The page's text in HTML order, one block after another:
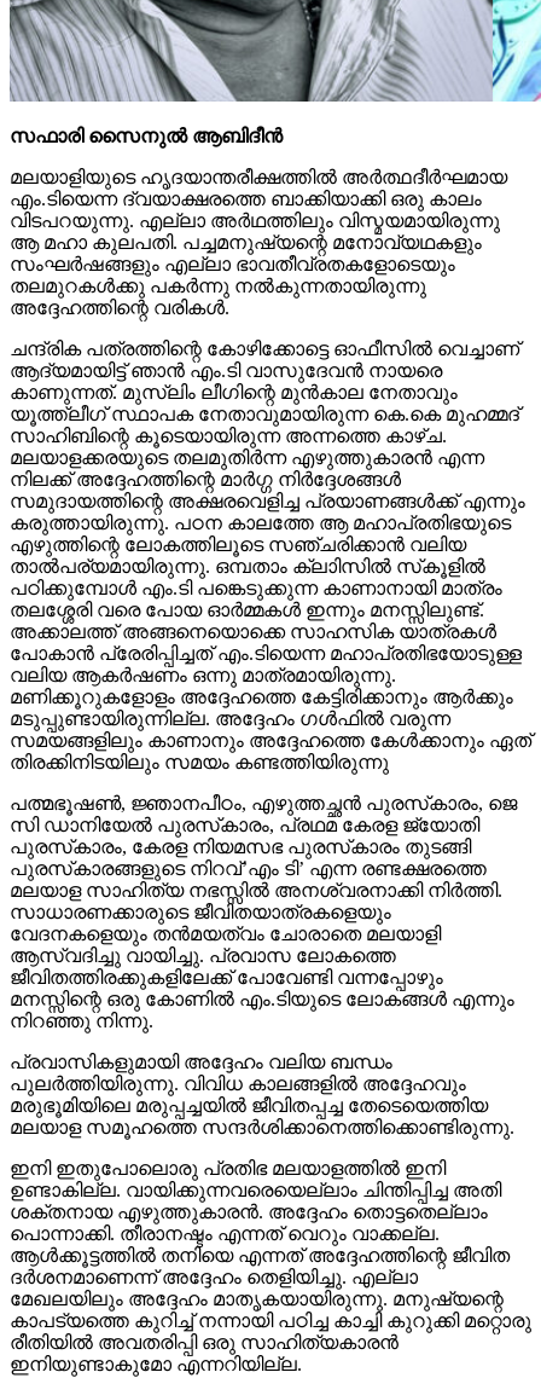
സഫാരി സൈനുല്‍ ആബിദീന്‍
മലയാളിയുടെ ഹൃദയാന്തരീക്ഷത്തില്‍ അര്‍ത്ഥദീര്‍ഘമായ
എം.ടിയെന്ന ദ്വയാക്ഷരത്തെ ബാക്കിയാക്കി ഒരു കാലം
വിടപറയുന്നു. എല്ലാ അര്‍ഥത്തിലും വിസ്മയമായിരുന്നു
ആ മഹാ കുലപതി. പച്ചമനുഷ്യന്റെ മനോവ്യഥകളും
സംഘര്‍ഷങ്ങളും എല്ലാ ഭാവതീവ്രതകളോടെയും
തലമുറകള്‍ക്കു പകര്‍ന്നു നല്‍കുന്നതായിരുന്നു
അദ്ദേഹത്തിന്റെ വരികള്‍.
ചന്ദ്രിക പത്രത്തിന്റെ കോഴിക്കോട്ടെ ഓഫീസില്‍ വെച്ചാണ്
ആദ്യമായിട്ട് ഞാന്‍ എം.ടി വാസുദേവന്‍ നായരെ
കാണുന്നത്. മുസ്ലിം ലീഗിന്റെ മുന്‍കാല നേതാവും
യൂത്ത്ലീഗ് സ്ഥാപക നേതാവുമായിരുന്ന കെ.കെ മുഹമ്മദ്
സാഹിബിന്റെ കൂടെയായിരുന്ന അന്നത്തെ കാഴ്ച.
മലയാളക്കരയുടെ തലമുതിര്‍ന്ന എഴുത്തുകാരന്‍ എന്ന
നിലക്ക് അദ്ദേഹത്തിന്റെ മാര്‍ഗ്ഗ നിര്‍ദ്ദേശങ്ങള്‍
സമുദായത്തിന്റെ അക്ഷരവെളിച്ച പ്രയാണങ്ങള്‍ക്ക് എന്നും
കരുത്തായിരുന്നു. പഠന കാലത്തേ ആ മഹാപ്രതിഭയുടെ
എഴുത്തിന്റെ ലോകത്തിലൂടെ സഞ്ചരിക്കാന്‍ വലിയ
താല്‍പര്യമായിരുന്നു. ഒമ്പതാം ക്ലാിസില്‍ സ്‌കൂളില്‍
പഠിക്കുമ്പോള്‍ എം.ടി പങ്കെടുക്കുന്ന കാണാനായി മാത്രം
തലശ്ശേരി വരെ പോയ ഓര്‍മ്മകള്‍ ഇന്നും മനസ്സിലുണ്ട്.
അക്കാലത്ത് അങ്ങനെയൊക്കെ സാഹസിക യാത്രകള്‍
പോകാന്‍ പ്രേരിപ്പിച്ചത് എം.ടിയെന്ന മഹാപ്രതിഭയോടുള്ള
വലിയ ആകര്‍ഷണം ഒന്നു മാത്രമായിരുന്നു.
മണിക്കൂറുകളോളം അദ്ദേഹത്തെ കേട്ടിരിക്കാനും ആര്‍ക്കും
മടുപ്പുണ്ടായിരുന്നില്ല. അദ്ദേഹം ഗള്‍ഫില്‍ വരുന്ന
സമയങ്ങളിലും കാണാനും അദ്ദേഹത്തെ കേള്‍ക്കാനും ഏത്
തിരക്കിനിടയിലും സമയം കണ്ടത്തിയിരുന്നു
പത്മഭൂഷണ്‍, ജ്ഞാനപീഠം, എഴുത്തച്ഛന്‍ പുരസ്‌കാരം, ജെ
സി ഡാനിയേല്‍ പുരസ്‌കാരം, പ്രഥമ കേരള ജ്യോതി
പുരസ്‌കാരം, കേരള നിയമസഭ പുരസ്‌കാരം തുടങ്ങി
പുരസ്‌കാരങ്ങളുടെ നിറവ്’എം ടി’ എന്ന രണ്ടക്ഷരത്തെ
മലയാള സാഹിത്യ നഭസ്സില്‍ അനശ്വരനാക്കി നിര്‍ത്തി.
സാധാരണക്കാരുടെ ജീവിതയാത്രകളെയും
വേദനകളെയും തന്‍മയത്വം ചോരാതെ മലയാളി
ആസ്വദിച്ചു വായിച്ചു. പ്രവാസ ലോകത്തെ
ജീവിതത്തിരക്കുകളിലേക്ക് പോവേണ്ടി വന്നപ്പോഴും
മനസ്സിന്റെ ഒരു കോണില്‍ എം.ടിയുടെ ലോകങ്ങള്‍ എന്നും
നിറഞ്ഞു നിന്നു.
പ്രവാസികളുമായി അദ്ദേഹം വലിയ ബന്ധം
പുലര്‍ത്തിയിരുന്നു. വിവിധ കാലങ്ങളില്‍ അദ്ദേഹവും
മരുഭൂമിയിലെ മരുപ്പച്ചയില്‍ ജീവിതപ്പച്ച തേടെയെത്തിയ
മലയാള സമൂഹത്തെ സന്ദര്‍ശിക്കാനെത്തിക്കൊണ്ടിരുന്നു.
ഇനി ഇതുപോലൊരു പ്രതിഭ മലയാളത്തില്‍ ഇനി
ഉണ്ടാകില്ല. വായിക്കുന്നവരെയെല്ലാം ചിന്തിപ്പിച്ച അതി
ശക്തനായ എഴുത്തുകാരന്‍. അദ്ദേഹം തൊട്ടതെല്ലാം
പൊന്നാക്കി. തീരാനഷ്ടം എന്നത് വെറും വാക്കല്ല.
ആള്‍ക്കൂട്ടത്തില്‍ തനിയെ എന്നത് അദ്ദേഹത്തിന്റെ ജീവിത
ദര്‍ശനമാണെന്ന് അദ്ദേഹം തെളിയിച്ചു. എല്ലാ
മേഖലയിലും അദ്ദേഹം മാതൃകയായിരുന്നു. മനുഷ്യന്റെ
കാപട്യത്തെ കുറിച്ച് നന്നായി പഠിച്ച കാച്ചി കുറുക്കി മറ്റൊരു
രീതിയില്‍ അവതരിപ്പി ഒരു സാഹിത്യകാരന്‍
ഇനിയുണ്ടാകുമോ എന്നറിയില്ല.